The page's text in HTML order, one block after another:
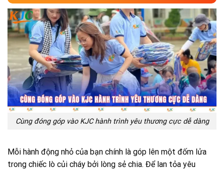
Cùng đóng góp vào KJC hành trình yêu thương cực dễ dàng
Mỗi hành động nhỏ của bạn chính là góp lên một đốm lửa
trong chiếc lò củi cháy bởi lòng sẻ chia. Để lan tỏa yêu